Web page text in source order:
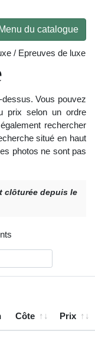
Menu du catalogue
/ Epreuves de luxe
Vous pouvez
prix selon un ordre
rechercher
situé en haut
photos ne sont pas
clôturée depuis le
Côte Prix